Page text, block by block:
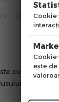
Recenzii
cu fir, cu 4
este gri
este